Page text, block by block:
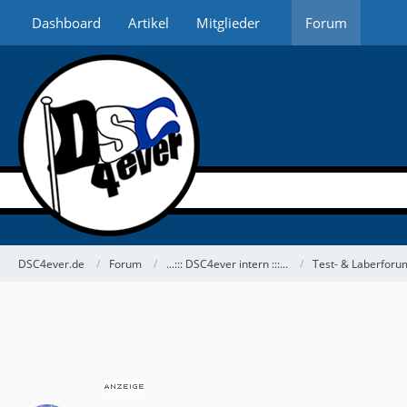
Dashboard Artikel Mitglieder Forum
DSC4ever.de Forum ...::: DSC4ever intern :::... Test- &